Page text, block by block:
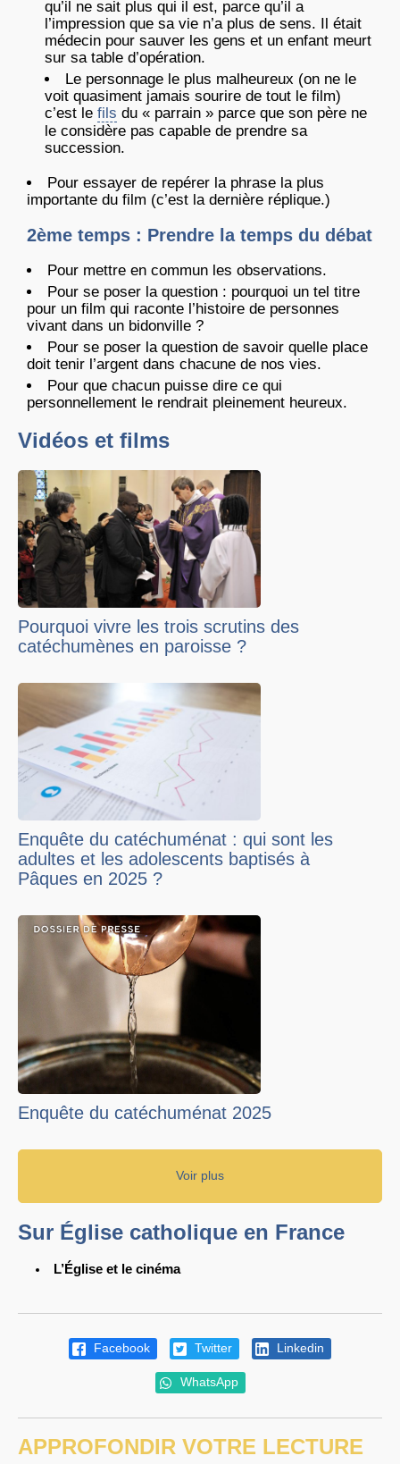
qu’il ne sait plus qui il est, parce qu’il a
l’impression que sa vie n’a plus de sens. Il était
médecin pour sauver les gens et un enfant meurt
sur sa table d’opération.
Le personnage le plus malheureux (on ne le
voit quasiment jamais sourire de tout le film)
c’est le fils du « parrain » parce que son père ne
le considère pas capable de prendre sa
succession.
Pour essayer de repérer la phrase la plus
importante du film (c’est la dernière réplique.)
2ème temps : Prendre la temps du débat
Pour mettre en commun les observations.
Pour se poser la question : pourquoi un tel titre
pour un film qui raconte l’histoire de personnes
vivant dans un bidonville ?
Pour se poser la question de savoir quelle place
doit tenir l’argent dans chacune de nos vies.
Pour que chacun puisse dire ce qui
personnellement le rendrait pleinement heureux.
Vidéos et films
Pourquoi vivre les trois scrutins des
catéchumènes en paroisse ?
Enquête du catéchuménat : qui sont les
adultes et les adolescents baptisés à
Pâques en 2025 ?
Enquête du catéchuménat 2025
Voir plus
Sur Église catholique en France
L’Église et le cinéma
Facebook Twitter Linkedin
WhatsApp
APPROFONDIR VOTRE LECTURE